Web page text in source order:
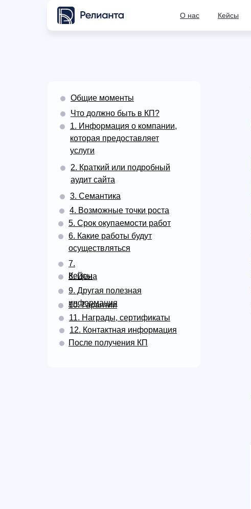
О нас Кейсы
Общие моменты
Что должно быть в КП?
1. Информация о компании,
которая предоставляет
услуги
2. Краткий или подробный
аудит сайта
3. Семантика
4. Возможные точки роста
После получения КП
12. Контактная информация
11. Награды, сертификаты
10. Гарантии
9. Другая полезная
информация
8. Цена
7.
Кейсы
6. Какие работы будут
осуществляться
5. Срок окупаемости работ